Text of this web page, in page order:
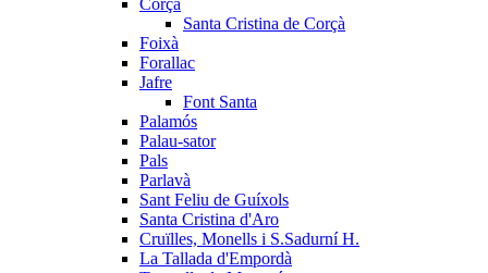
Corçà
Santa Cristina de Corçà
Foixà
Forallac
Jafre
Font Santa
Palamós
Palau-sator
Pals
Parlavà
Sant Feliu de Guíxols
Santa Cristina d'Aro
Cruïlles, Monells i S.Sadurní H.
La Tallada d'Empordà